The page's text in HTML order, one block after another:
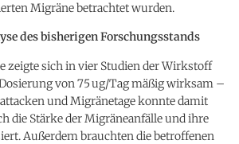
Migräne betrachtet wurden.
des bisherigen Forschungsstands
zeigte sich in vier Studien der Wirkstoff
von 75 ug/Tag mäßig wirksam –
und Migränetage konnte damit
die Stärke der Migräneanfälle und ihre
Außerdem brauchten die betroffenen